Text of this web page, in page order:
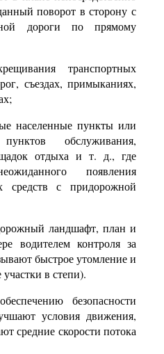
поворот в сторону с
дороги по прямому
транспортных
съездах, примыканиях,
населенные пункты или
обслуживания,
отдыха и т. д., где
появления
средств с придорожной
ландшафт, план и
водителем контроля за
быстрое утомление и
в степи).
безопасности
условия движения,
средние скорости потока